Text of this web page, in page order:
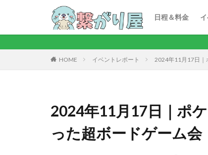
日程＆料金
【PR】2025/11/1[土]
HOME イベントレポート 2024年11月17日｜
2024年11月17日｜ポ
った超ボードゲーム会